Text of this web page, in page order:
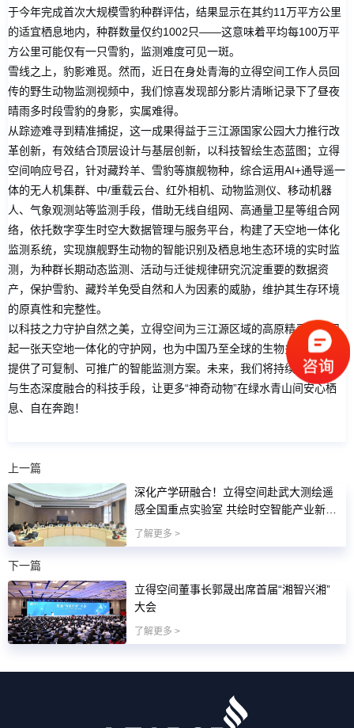
于今年完成首次大规模雪豹种群评估，结果显示在其约11万平方公里
的适宜栖息地内，种群数量仅约1002只——这意味着平均每100万平
方公里可能仅有一只雪豹，监测难度可见一斑。
雪线之上，豹影难觅。然而，近日在身处青海的立得空间工作人员回
传的野生动物监测视频中，我们惊喜发现部分影片清晰记录下了昼夜
晴雨多时段雪豹的身影，实属难得。
从踪迹难寻到精准捕捉，这一成果得益于三江源国家公园大力推行改
革创新，有效结合顶层设计与基层创新，以科技智绘生态蓝图；立得
空间响应号召，针对藏羚羊、雪豹等旗舰物种，综合运用AI+通导遥一
体的无人机集群、中/重载云台、红外相机、动物监测仪、移动机器
人、气象观测站等监测手段，借助无线自组网、高通量卫星等组合网
络，依托数字孪生时空大数据管理与服务平台，构建了天空地一体化
监测系统，实现旗舰野生动物的智能识别及栖息地生态环境的实时监
测，为种群长期动态监测、活动与迁徙规律研究沉淀重要的数据资
产，保护雪豹、藏羚羊免受自然和人为因素的威胁，维护其生存环境
的原真性和完整性。
以科技之力守护自然之美，立得空间为三江源区域的高原精灵们编织
起一张天空地一体化的守护网，也为中国乃至全球的生物多样性保护
提供了可复制、可推广的智能监测方案。未来，我们将持续探索科技
与生态深度融合的科技手段，让更多“神奇动物”在绿水青山间安心栖
息、自在奔跑！
上一篇
深化产学研融合！立得空间赴武大测绘遥
感全国重点实验室 共绘时空智能产业新蓝
图
了解更多 >
下一篇
立得空间董事长郭晟出席首届“湘智兴湘”
大会
了解更多 >